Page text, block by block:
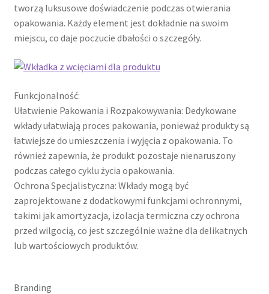
tworzą luksusowe doświadczenie podczas otwierania
opakowania. Każdy element jest dokładnie na swoim
miejscu, co daje poczucie dbałości o szczegóły.
Funkcjonalność:
Ułatwienie Pakowania i Rozpakowywania: Dedykowane
wkłady ułatwiają proces pakowania, ponieważ produkty są
łatwiejsze do umieszczenia i wyjęcia z opakowania. To
również zapewnia, że produkt pozostaje nienaruszony
podczas całego cyklu życia opakowania.
Ochrona Specjalistyczna: Wkłady mogą być
zaprojektowane z dodatkowymi funkcjami ochronnymi,
takimi jak amortyzacja, izolacja termiczna czy ochrona
przed wilgocią, co jest szczególnie ważne dla delikatnych
lub wartościowych produktów.
Branding